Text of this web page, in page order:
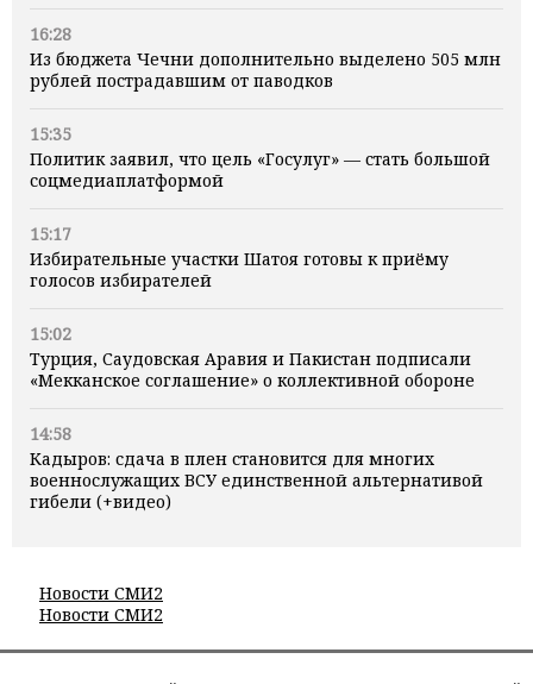
16:28
Из бюджета Чечни дополнительно выделено 505 млн
рублей пострадавшим от паводков
15:35
Политик заявил, что цель «Госулуг» — стать большой
соцмедиаплатформой
15:17
Избирательные участки Шатоя готовы к приёму
голосов избирателей
15:02
Турция, Саудовская Аравия и Пакистан подписали
«Мекканское соглашение» о коллективной обороне
14:58
Кадыров: сдача в плен становится для многих
военнослужащих ВСУ единственной альтернативой
гибели (+видео)
Новости СМИ2
Новости СМИ2